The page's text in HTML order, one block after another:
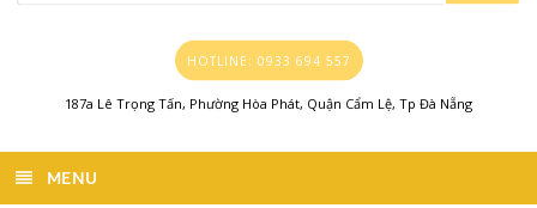
HOTLINE: 0933 694 557
187a Lê Trọng Tấn, Phường Hòa Phát, Quận Cẩm Lệ, Tp Đà Nẵng
MENU